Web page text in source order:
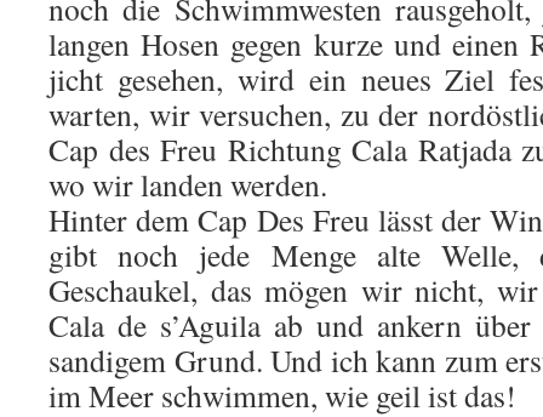
noch die Schwimmwesten
langen Hosen gegen kurze und einen
jicht gesehen, wird ein neues Ziel
warten, wir versuchen, zu der
Cap des Freu Richtung Cala Ratjada
wo wir landen werden.
Hinter dem Cap Des Freu lässt der
gibt noch jede Menge alte
Geschaukel, das mögen wir nicht,
Cala de s’Aguila ab und ankern über
sandigem Grund. Und ich kann zum
im Meer schwimmen, wie geil ist das!